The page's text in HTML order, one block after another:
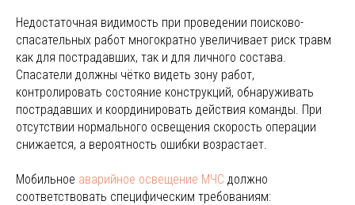
Недостаточная видимость при проведении поисково-
спасательных работ многократно увеличивает риск травм
как для пострадавших, так и для личного состава.
Спасатели должны чётко видеть зону работ,
контролировать состояние конструкций, обнаруживать
пострадавших и координировать действия команды. При
отсутствии нормального освещения скорость операции
снижается, а вероятность ошибки возрастает.
Мобильное аварийное освещение МЧС должно
соответствовать специфическим требованиям: